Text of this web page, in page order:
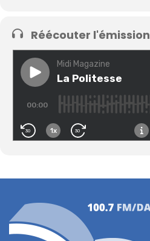
Réécouter l'émission